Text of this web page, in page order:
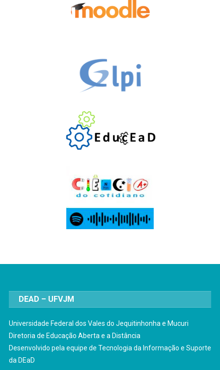
DEAD – UFVJM
Universidade Federal dos Vales do Jequitinhonha e Mucuri
Diretoria de Educação Aberta e a Distância
Desenvolvido pela equipe de Tecnologia da Informação e Suporte
da DEaD